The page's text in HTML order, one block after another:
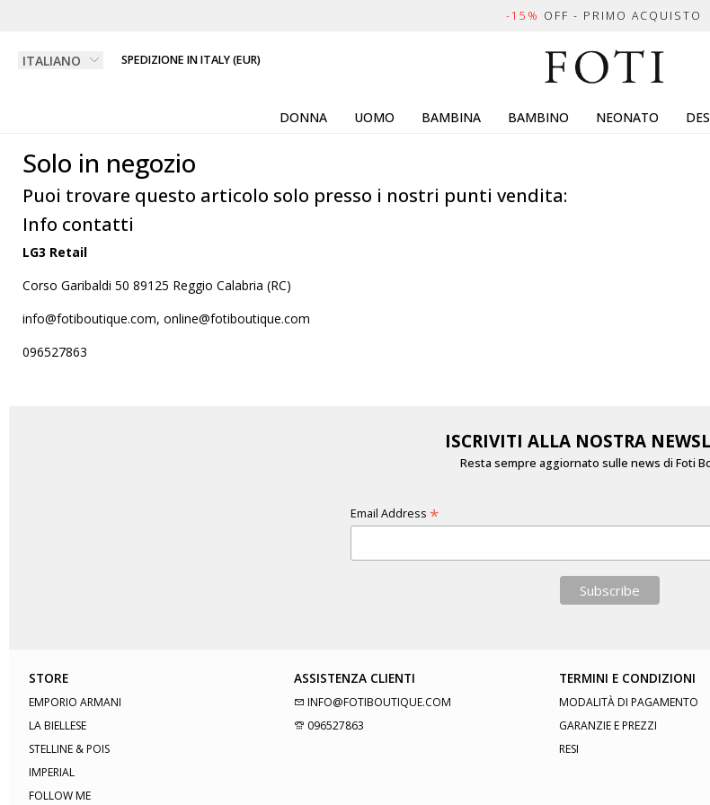
-15% OFF - PRIMO ACQUISTO
SPEDIZIONE IN ITALY (EUR)
DONNA UOMO BAMBINA BAMBINO NEONATO
Solo in negozio
Puoi trovare questo articolo solo presso i nostri punti vendita:
Info contatti
LG3 Retail
Corso Garibaldi 50 89125 Reggio Calabria (RC)
info@fotiboutique.com, online@fotiboutique.com
096527863
ISCRIVITI ALLA NOSTRA
Resta sempre aggiornato sulle news di Foti
Email Address *
STORE
EMPORIO ARMANI
LA BIELLESE
STELLINE & POIS
IMPERIAL
FOLLOW ME
ASSISTENZA CLIENTI
INFO@FOTIBOUTIQUE.COM
096527863
TERMINI E CONDIZIONI
MODALITÀ DI PAGAMENTO
GARANZIE E PREZZI
RESI